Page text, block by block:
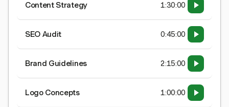
Content Strategy 1:30:00
SEO Audit 0:45:00
Brand Guidelines 2:15:00
Logo Concepts 1:00:00